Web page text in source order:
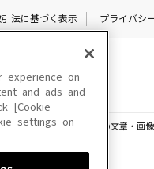
法に基づく表示 プライバシ
イトに掲載されている一切の文章・画
experience on
and ads and
[Cookie
settings on